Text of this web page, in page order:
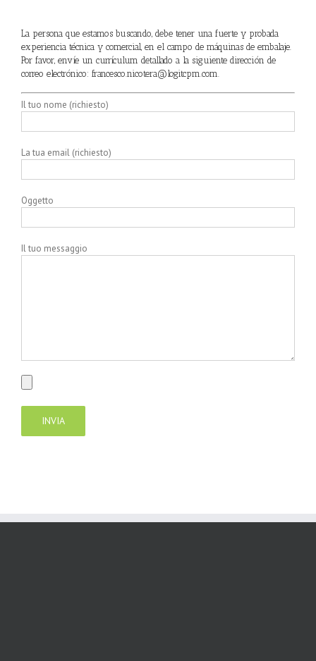
La persona que estamos buscando, debe tener una fuerte y probada
experiencia técnica y comercial, en el campo de máquinas de embalaje.
Por favor, envíe un currículum detallado a la siguiente dirección de
correo electrónico: francesco.nicotera@logitcpm.com
Il tuo nome (richiesto)
La tua email (richiesto)
Oggetto
Il tuo messaggio